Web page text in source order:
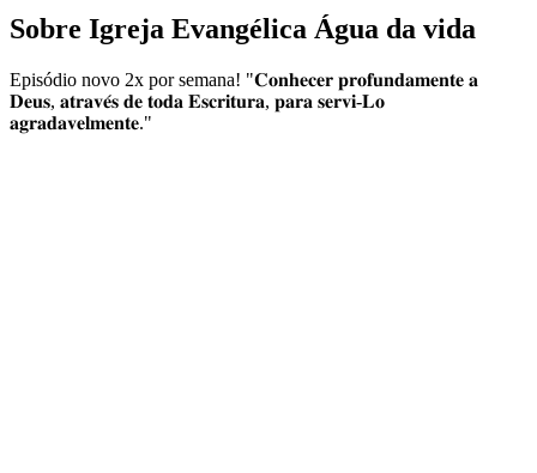
Sobre Igreja Evangélica Água da vida
Episódio novo 2x por semana! "𝐂𝐨𝐧𝐡𝐞𝐜𝐞𝐫 𝐩𝐫𝐨𝐟𝐮𝐧𝐝𝐚𝐦𝐞𝐧𝐭𝐞 𝐚
𝐃𝐞𝐮𝐬, 𝐚𝐭𝐫𝐚𝐯𝐞́𝐬 𝐝𝐞 𝐭𝐨𝐝𝐚 𝐄𝐬𝐜𝐫𝐢𝐭𝐮𝐫𝐚, 𝐩𝐚𝐫𝐚 𝐬𝐞𝐫𝐯𝐢-𝐋𝐨
𝐚𝐠𝐫𝐚𝐝𝐚𝐯𝐞𝐥𝐦𝐞𝐧𝐭𝐞."